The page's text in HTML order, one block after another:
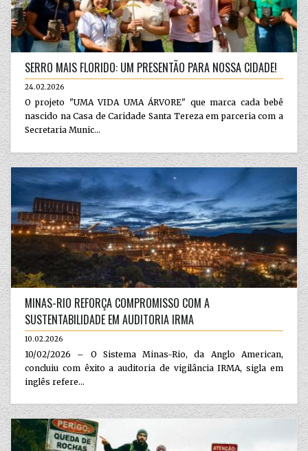
SERRO MAIS FLORIDO: UM PRESENTÃO PARA NOSSA CIDADE!
24.02.2026
O projeto "UMA VIDA UMA ÁRVORE" que marca cada bebê
nascido na Casa de Caridade Santa Tereza em parceria com a
Secretaria Munic...
MINAS-RIO REFORÇA COMPROMISSO COM A
SUSTENTABILIDADE EM AUDITORIA IRMA
10.02.2026
10/02/2026 – O Sistema Minas-Rio, da Anglo American,
concluiu com êxito a auditoria de vigilância IRMA, sigla em
inglês refere...